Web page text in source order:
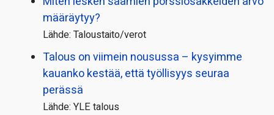
määräytyy?
Lähde: Taloustaito/verot
Talous on viimein nousussa – kysyimme
kauanko kestää, että työllisyys seuraa
perässä
Lähde: YLE talous